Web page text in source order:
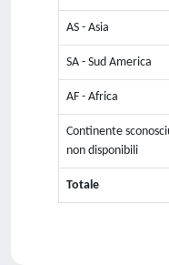
AS - Asia
SA - Sud America
AF - Africa
Continente
non disponibili
Totale